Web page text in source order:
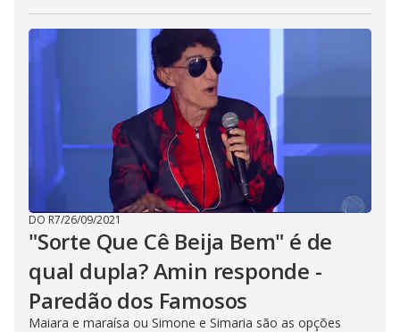
DO R7/26/09/2021
"Sorte Que Cê Beija Bem" é de
qual dupla? Amin responde -
Paredão dos Famosos
Maiara e maraísa ou Simone e Simaria são as opções